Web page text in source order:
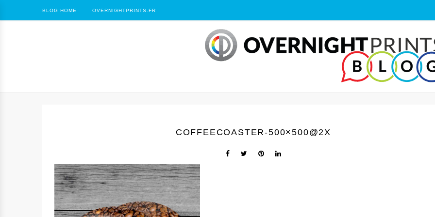
BLOG HOME OVERNIGHTPRINTS.FR
COFFEECOASTER-500×500@2X